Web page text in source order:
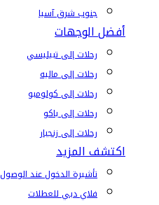
جنوب شرق آسيا
أفضل الوجهات
رحلات إلى تبيليسي
رحلات إلى ماليه
رحلات إلى كولومبو
رحلات إلى باكو
رحلات إلى زنجبار
اكتشف المزيد
تأشيرة الدخول عند الوصول
فلاي دبي للعطلات